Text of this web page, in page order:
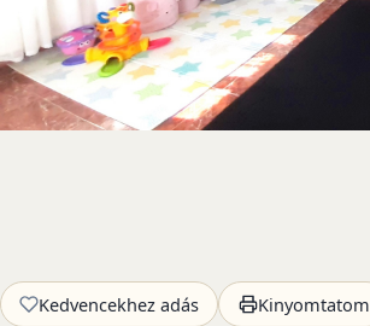
Kedvencekhez adás Kinyomtatom